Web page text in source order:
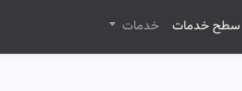
سطح خدمات خدمات